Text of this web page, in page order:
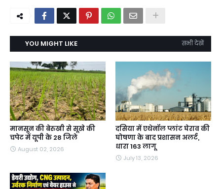
YOU MIGHT LIKE सभी देखें
मानसून की बेरुखी से सूखे की
चपेट में यूपी के 28 जिले
August 02, 2026
दसिया में एथेनॉल प्लांट घेराव की
घोषणा के बाद प्रशासन अलर्ट,
धारा 163 लागू
July 13, 2026